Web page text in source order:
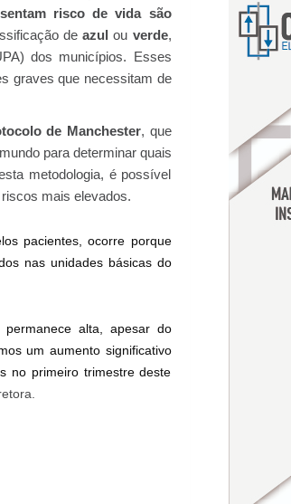
risco de vida são
deazul ou verde,
dos municípios. Esses
graves que necessitam de
de Manchester, que
para determinar quais
metodologia, é possível
mais elevados.
pacientes, ocorre porque
nas unidades básicas do
alta, apesar do
um aumento significativo
no primeiro trimestre deste